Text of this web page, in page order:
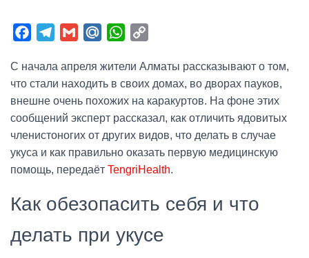
c
e
b
o
o
k
l
e
g
r
a
m
G
a
i
l
M
i
l
.
R
u
W
a
t
s
A
p
p
p
y
L
i
n
k
С начала апреля жители Алматы рассказывают о том,
что стали находить в своих домах, во дворах пауков,
внешне очень похожих на каракуртов. На фоне этих
сообщений эксперт рассказал, как отличить ядовитых
членистоногих от других видов, что делать в случае
укуса и как правильно оказать первую медицинскую
помощь, передаёт TengriHealth.
Как обезопасить себя и что
делать при укусе